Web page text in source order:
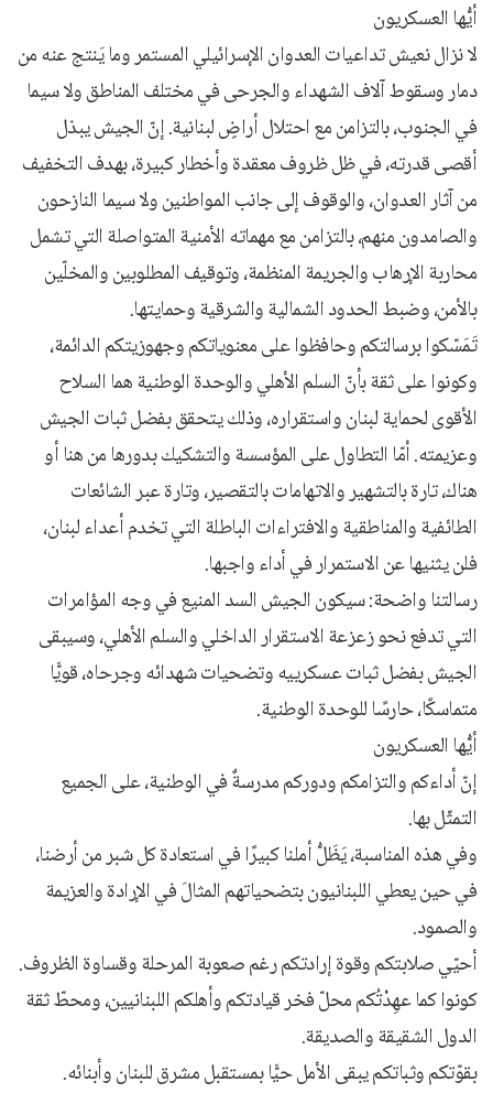
أيُّها العسكريون
لا نزال نعيش تداعيات العدوان الإسرائيلي المستمر وما يَنتج عنه من
دمار وسقوط آلاف الشهداء والجرحى في مختلف المناطق ولا سيما
في الجنوب، بالتزامن مع احتلال أراضٍ لبنانية. إنّ الجيش يبذل
أقصى قدرته، في ظل ظروف معقدة وأخطار كبيرة، بهدف التخفيف
من آثار العدوان، والوقوف إلى جانب المواطنين ولا سيما النازحون
والصامدون منهم، بالتزامن مع مهماته الأمنية المتواصلة التي تشمل
محاربة الإرهاب والجريمة المنظمة، وتوقيف المطلوبين والمخلّين
بالأمن، وضبط الحدود الشمالية والشرقية وحمايتها.
تَمَسّكوا برسالتكم وحافظوا على معنوياتكم وجهوزيتكم الدائمة،
وكونوا على ثقة بأنّ السلم الأهلي والوحدة الوطنية هما السلاح
الأقوى لحماية لبنان واستقراره، وذلك يتحقق بفضل ثبات الجيش
وعزيمته. أمّا التطاول على المؤسسة والتشكيك بدورها من هنا أو
هناك، تارة بالتشهير والاتهامات بالتقصير، وتارة عبر الشائعات
الطائفية والمناطقية والافتراءات الباطلة التي تخدم أعداء لبنان،
فلن يثنيها عن الاستمرار في أداء واجبها.
رسالتنا واضحة: سيكون الجيش السد المنيع في وجه المؤامرات
التي تدفع نحو زعزعة الاستقرار الداخلي والسلم الأهلي، وسيبقى
الجيش بفضل ثبات عسكرييه وتضحيات شهدائه وجرحاه، قويًّا
متماسكًا، حارسًا للوحدة الوطنية.
أيُّها العسكريون
إنّ أداءكم والتزامكم ودوركم مدرسةٌ في الوطنية، على الجميع
التمثّل بها.
وفي هذه المناسبة، يَظَلُّ أملنا كبيرًا في استعادة كل شبر من أرضنا،
في حين يعطي اللبنانيون بتضحياتهم المثالَ في الإرادة والعزيمة
والصمود.
أحيّي صلابتكم وقوة إرادتكم رغم صعوبة المرحلة وقساوة الظروف.
كونوا كما عهِدْتُكم محلّ فخر قيادتكم وأهلكم اللبنانيين، ومحطّ ثقة
الدول الشقيقة والصديقة.
بقوّتكم وثباتكم يبقى الأمل حيًّا بمستقبل مشرق للبنان وأبنائه.